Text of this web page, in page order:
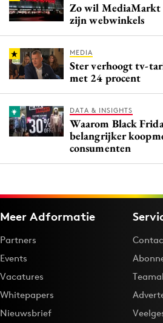
Zo wil MediaMarkt
zijn webwinkels
MEDIA
Ster verhoogt tv-
met 24 procent
DATA & INSIGHTS
Waarom Black
belangrijker
consumenten
Meer Adformatie
Partners
Events
Vacatures
Whitepapers
Nieuwsbrief